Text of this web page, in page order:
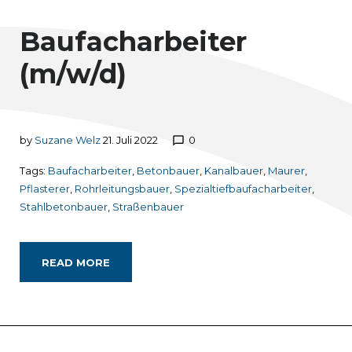
Baufacharbeiter
(m/w/d)
by Suzane Welz21. Juli 2022 chat_bubble_outline 0
Tags: Baufacharbeiter Betonbauer Kanalbauer Maurer
Pflasterer Rohrleitungsbauer Spezialtiefbaufacharbeiter
Stahlbetonbauer Straßenbauer
READ MORE